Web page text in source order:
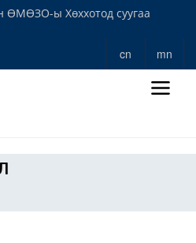
ӨМӨЗО-ы Хөххотод суугаа
cn mn